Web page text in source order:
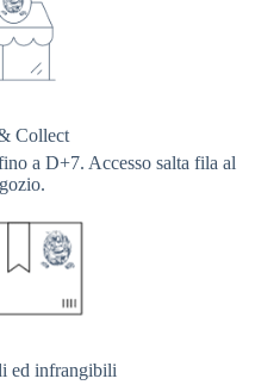
Collect
a D+7. Accesso salta fila al
ed infrangibili